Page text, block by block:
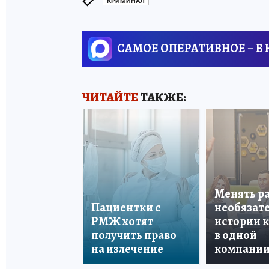
САМОЕ ОПЕРАТИВНОЕ – В
ЧИТАЙТЕТАКЖЕ:
Пациентки с
РМЖ хотят
получить право
на излечение
Менять
истории
в одной